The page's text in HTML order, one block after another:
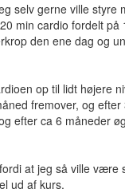
selv gerne ville
min cardio fordelt
den ene dag og
op til lidt højere
fremover, og
efter ca 6 måneder
at jeg så ville være
ud af kurs.